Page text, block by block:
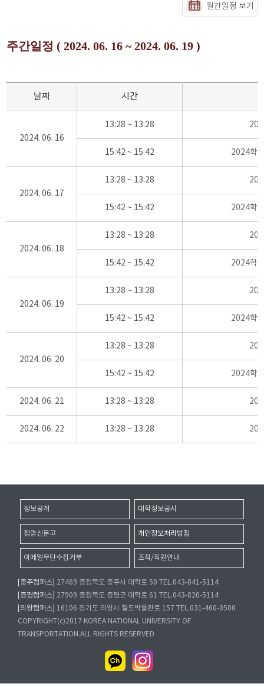
월간일정 보기
주간일정 ( 2024. 06. 16 ~ 2024. 06. 19 )
날짜 시간
2024. 06. 16
13:28 ~ 13:28
15:42 ~ 15:42 2024학
2024. 06. 17
13:28 ~ 13:28
15:42 ~ 15:42 2024학
2024. 06. 18
13:28 ~ 13:28
15:42 ~ 15:42 2024학
2024. 06. 19
13:28 ~ 13:28
15:42 ~ 15:42 2024학
2024. 06. 20
13:28 ~ 13:28
15:42 ~ 15:42 2024학
2024. 06. 21 13:28 ~ 13:28
2024. 06. 22 13:28 ~ 13:28
정보공개 대학정보공시
청렴신문고 개인정보처리방침
이메일무단수집거부 조직/직원안내
[충주캠퍼스]
27469 충청북도 충주시 대학로 50 TEL.043-841-5114
[증평캠퍼스]
27909 충청북도 증평군 대학로 61 TEL.043-820-5114
[의왕캠퍼스]
16106 경기도 의왕시 철도박물관로 157 TEL.031-460-0500
COPYRIGHT(c)2017 KOREA NATIONAL UNIVERSITY OF
TRANSPORTATION.ALL RIGHTS RESERVED